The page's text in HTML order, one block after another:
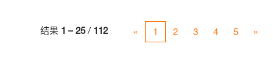
结果 1 – 25/ 112 « 1 2 3 4 5 »